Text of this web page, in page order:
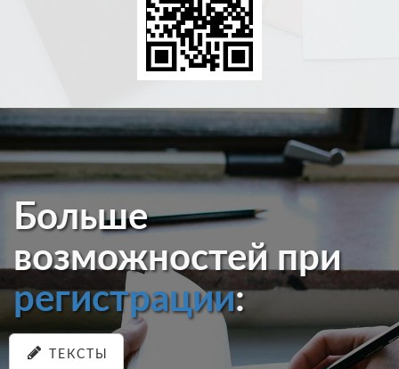
Больше
возможностей при
регистрации:
ТЕКСТЫ